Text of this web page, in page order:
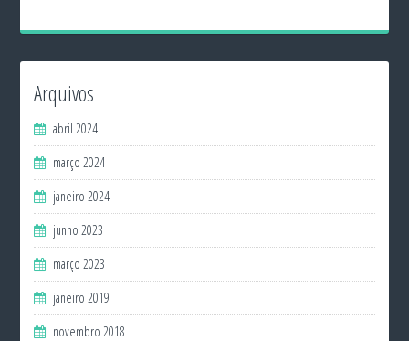
Arquivos
abril 2024
março 2024
janeiro 2024
junho 2023
março 2023
janeiro 2019
novembro 2018